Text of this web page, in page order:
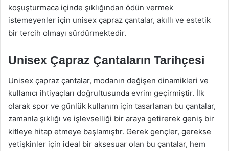
koşuşturmaca içinde şıklığından ödün vermek
istemeyenler için unisex çapraz çantalar, akıllı ve estetik
bir tercih olmayı sürdürmektedir.
Unisex Çapraz Çantaların Tarihçesi
Unisex çapraz çantalar, modanın değişen dinamikleri ve
kullanıcı ihtiyaçları doğrultusunda evrim geçirmiştir. İlk
olarak spor ve günlük kullanım için tasarlanan bu çantalar,
zamanla şıklığı ve işlevselliği bir araya getirerek geniş bir
kitleye hitap etmeye başlamıştır. Gerek gençler, gerekse
yetişkinler için ideal bir aksesuar olan bu çantalar, hem